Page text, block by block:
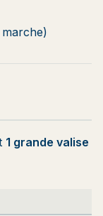
1 grande valise